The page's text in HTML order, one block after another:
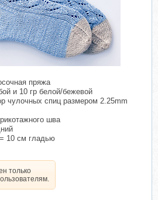
пряжа
и 10 гр белой/бежевой
чулочных спиц размером 2.25mm
шва
10 см гладью
только